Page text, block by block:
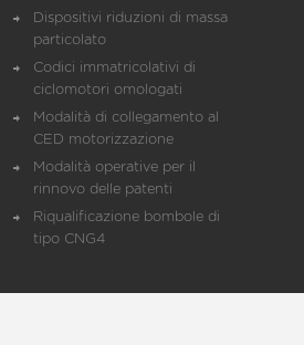
Dispositivi riduzioni di massa
particolato
Codici immatricolativi di
ciclomotori omologati
Modalità di collegamento al
CED motorizzazione
Modalità operative per il
rinnovo delle patenti
Riqualificazione bombole di
tipo CNG4